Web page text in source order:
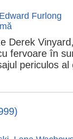
Edward Furlong
Derek
fervoare în
periculos